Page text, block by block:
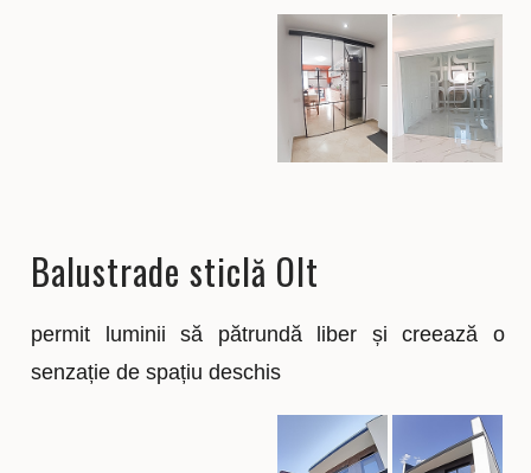
Balustrade sticlă Olt
permit luminii să pătrundă liber și creează o
senzație de spațiu deschis